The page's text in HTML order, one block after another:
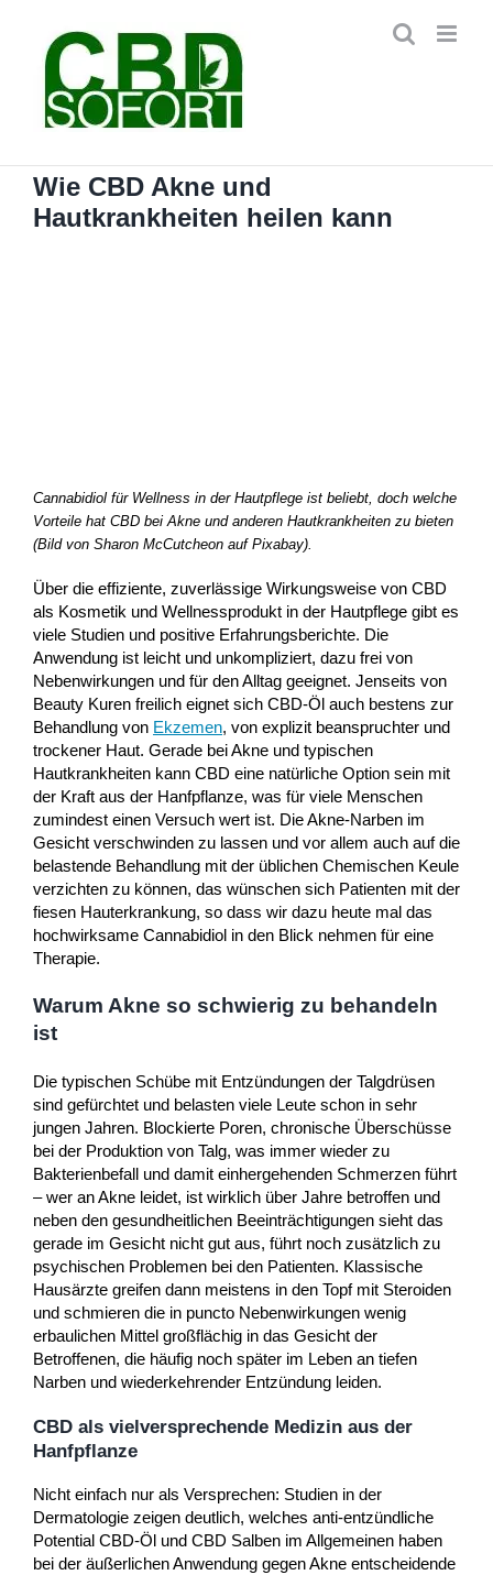
springen
Wie CBD Akne und
Hautkrankheiten heilen kann
Cannabidiol für Wellness in der Hautpflege ist beliebt, doch welche
Vorteile hat CBD bei Akne und anderen Hautkrankheiten zu bieten
(Bild von Sharon McCutcheon auf Pixabay).
Über die effiziente, zuverlässige Wirkungsweise von CBD
als Kosmetik und Wellnessprodukt in der Hautpflege gibt es
viele Studien und positive Erfahrungsberichte. Die
Anwendung ist leicht und unkompliziert, dazu frei von
Nebenwirkungen und für den Alltag geeignet. Jenseits von
Beauty Kuren freilich eignet sich CBD-Öl auch bestens zur
Behandlung von Ekzemen, von explizit beanspruchter und
trockener Haut. Gerade bei Akne und typischen
Hautkrankheiten kann CBD eine natürliche Option sein mit
der Kraft aus der Hanfpflanze, was für viele Menschen
zumindest einen Versuch wert ist. Die Akne-Narben im
Gesicht verschwinden zu lassen und vor allem auch auf die
belastende Behandlung mit der üblichen Chemischen Keule
verzichten zu können, das wünschen sich Patienten mit der
fiesen Hauterkrankung, so dass wir dazu heute mal das
hochwirksame Cannabidiol in den Blick nehmen für eine
Therapie.
Warum Akne so schwierig zu behandeln
ist
Die typischen Schübe mit Entzündungen der Talgdrüsen
sind gefürchtet und belasten viele Leute schon in sehr
jungen Jahren. Blockierte Poren, chronische Überschüsse
bei der Produktion von Talg, was immer wieder zu
Bakterienbefall und damit einhergehenden Schmerzen führt
– wer an Akne leidet, ist wirklich über Jahre betroffen und
neben den gesundheitlichen Beeinträchtigungen sieht das
gerade im Gesicht nicht gut aus, führt noch zusätzlich zu
psychischen Problemen bei den Patienten. Klassische
Hausärzte greifen dann meistens in den Topf mit Steroiden
und schmieren die in puncto Nebenwirkungen wenig
erbaulichen Mittel großflächig in das Gesicht der
Betroffenen, die häufig noch später im Leben an tiefen
Narben und wiederkehrender Entzündung leiden.
CBD als vielversprechende Medizin aus der
Hanfpflanze
Nicht einfach nur als Versprechen: Studien in der
Dermatologie zeigen deutlich, welches anti-entzündliche
Potential CBD-Öl und CBD Salben im Allgemeinen haben
bei der äußerlichen Anwendung gegen Akne entscheidende